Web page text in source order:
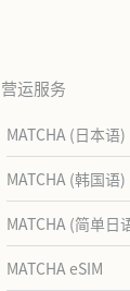
营运服务
MATCHA (日本语)
MATCHA (韩国语)
MATCHA (简单日
MATCHA eSIM